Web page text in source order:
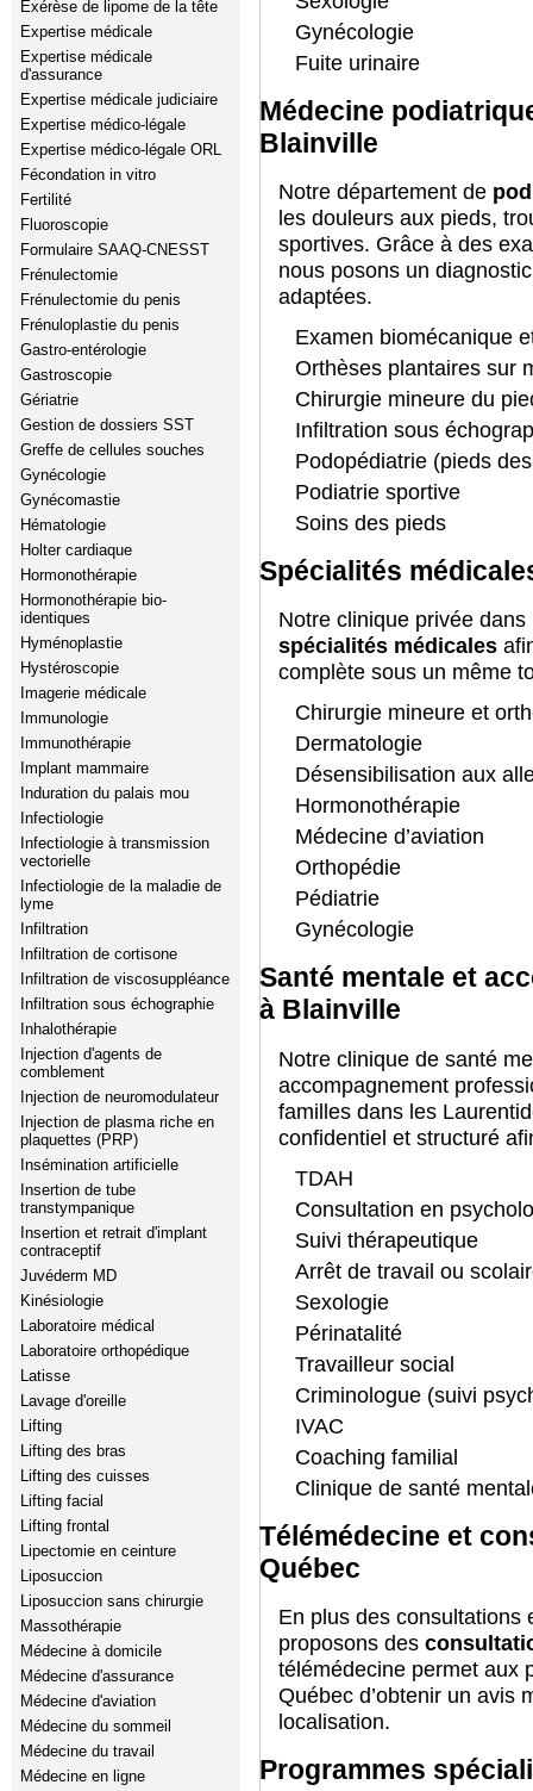
Exérèse de lipome de la tête
Expertise médicale
Expertise médicale
d'assurance
Expertise médicale judiciaire
Expertise médico-légale
Expertise médico-légale ORL
Fécondation in vitro
Fertilité
Fluoroscopie
Formulaire SAAQ-CNESST
Frénulectomie
Frénulectomie du penis
Frénuloplastie du penis
Gastro-entérologie
Gastroscopie
Gériatrie
Gestion de dossiers SST
Greffe de cellules souches
Gynécologie
Gynécomastie
Hématologie
Holter cardiaque
Hormonothérapie
Hormonothérapie bio-
identiques
Hyménoplastie
Hystéroscopie
Imagerie médicale
Immunologie
Immunothérapie
Implant mammaire
Induration du palais mou
Infectiologie
Infectiologie à transmission
vectorielle
Infectiologie de la maladie de
lyme
Infiltration
Infiltration de cortisone
Infiltration de viscosuppléance
Infiltration sous échographie
Inhalothérapie
Injection d'agents de
comblement
Injection de neuromodulateur
Injection de plasma riche en
plaquettes (PRP)
Insémination artificielle
Insertion de tube
transtympanique
Insertion et retrait d'implant
contraceptif
Juvéderm MD
Kinésiologie
Laboratoire médical
Laboratoire orthopédique
Latisse
Lavage d'oreille
Lifting
Lifting des bras
Lifting des cuisses
Lifting facial
Lifting frontal
Lipectomie en ceinture
Liposuccion
Liposuccion sans chirurgie
Massothérapie
Médecine à domicile
Médecine d'assurance
Médecine d'aviation
Médecine du sommeil
Médecine du travail
Médecine en ligne
Gynécologie
Fuite urinaire
Médecine
Blainville
Notre département de
les douleurs aux pieds,
sportives. Grâce à des
nous posons un
adaptées.
Examen biomécanique
Orthèses plantaires sur
Chirurgie mineure du
Infiltration sous
Podopédiatrie (pieds
Podiatrie sportive
Soins des pieds
Spécialités
Notre clinique privée
spécialités médicales
complète sous un même
Chirurgie mineure et
Dermatologie
Désensibilisation aux
Hormonothérapie
Médecine d’aviation
Orthopédie
Pédiatrie
Gynécologie
Santé mentale et
à Blainville
Notre clinique de santé
accompagnement
familles dans les
confidentiel et structuré
TDAH
Consultation en
Suivi thérapeutique
Arrêt de travail ou
Sexologie
Périnatalité
Travailleur social
Criminologue (suivi
IVAC
Coaching familial
Clinique de santé
Télémédecine et
Québec
En plus des consultations
proposons des
télémédecine permet aux
Québec d’obtenir un avis
localisation.
Programmes